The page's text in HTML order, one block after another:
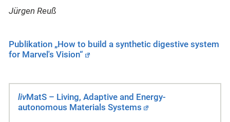
Jürgen Reuß
Publikation „How to build a synthetic digestive system
for Marvel's Vision“
livMatS – Living, Adaptive and Energy-
autonomous Materials Systems